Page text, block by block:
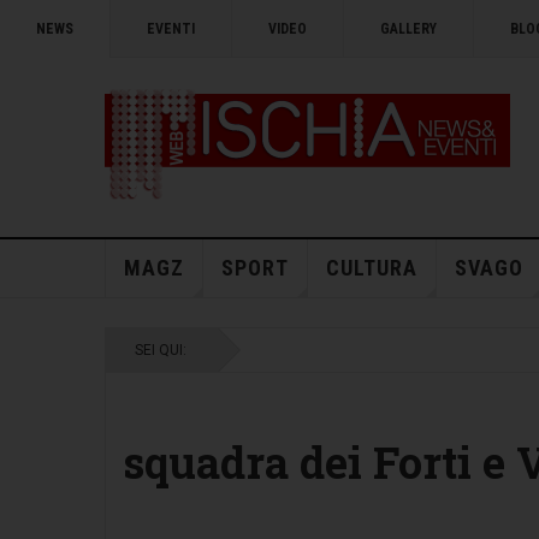
NEWS EVENTI VIDEO GALLERY
MAGZ SPORT CULTURA SVAGO
SEI QUI:
squadra dei Forti e